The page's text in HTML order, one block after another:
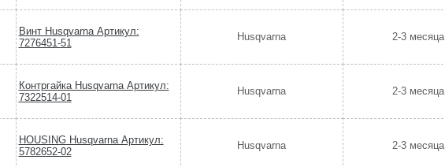
Винт Husqvarna Артикул:
7276451-51
Husqvarna 2-3 месяца
Контргайка Husqvarna Артикул:
7322514-01
Husqvarna 2-3 месяца
HOUSING Husqvarna Артикул:
5782652-02
Husqvarna 2-3 месяца